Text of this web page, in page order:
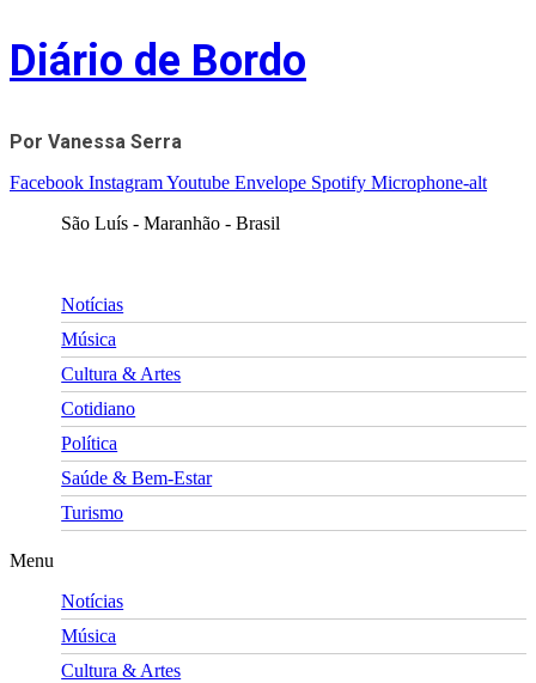
Skip
to
content
Diário de Bordo
Por Vanessa Serra
Facebook InstagramYoutube Envelope Spotify Microphone-alt
São Luís - Maranhão - Brasil
Notícias
Música
Cultura & Artes
Cotidiano
Política
Saúde & Bem-Estar
Turismo
Menu
Notícias
Música
Cultura & Artes